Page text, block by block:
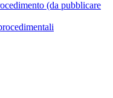
(da pubblicare